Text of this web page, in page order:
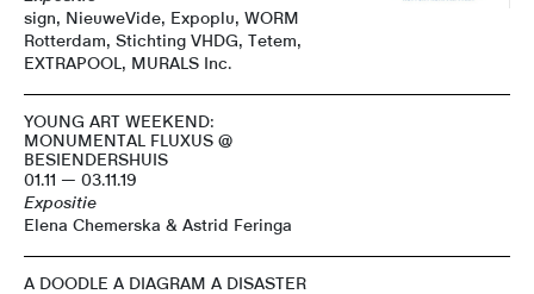
sign, NieuweVide, Expoplu, WORM
Rotterdam, Stichting VHDG, Tetem,
EXTRAPOOL, MURALS Inc.
YOUNG ART WEEKEND:
MONUMENTAL FLUXUS @
BESIENDERSHUIS
01.11 — 03.11.19
Expositie
Elena Chemerska & Astrid Feringa
A DOODLE A DIAGRAM A DISASTER